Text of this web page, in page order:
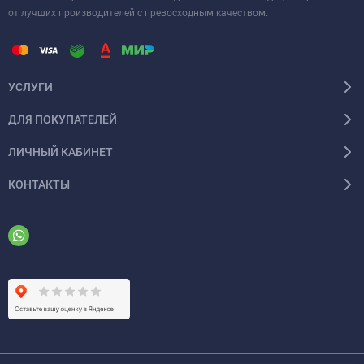
от лучших производителей с превосходным качеством.
УСЛУГИ
ДЛЯ ПОКУПАТЕЛЕЙ
ЛИЧНЫЙ КАБИНЕТ
КОНТАКТЫ